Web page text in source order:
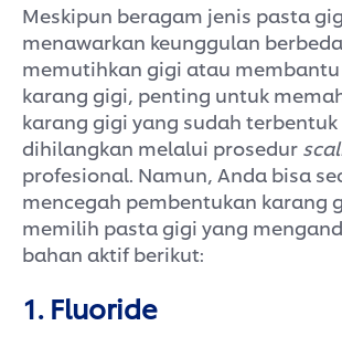
Meskipun beragam jenis pasta
menawarkan keunggulan
memutihkan gigi atau
karang gigi, penting untuk
karang gigi yang sudah
dihilangkan melalui prosedur
profesional. Namun, Anda bisa
mencegah pembentukan karang
memilih pasta gigi yang
bahan aktif berikut:
1. Fluoride